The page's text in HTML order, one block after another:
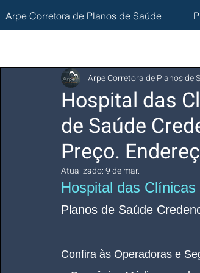
Arpe Corretora de Planos de Saúde
Hospital das
de Saúde
Preço.
Arpe Corretora de Planos de
Atualizado:9 de mar.
Hospital das
Planos de Saúde
Confira às Operadoras e